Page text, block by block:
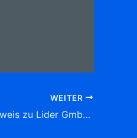
WEITER
TrustCheck Safe-Hinweis zu Lider GmbH , Johann-Classen-Str. 2, 51103 Köln Tel: 0221 88 74 55 64 Sachverständige: Kraftfahrzeuge